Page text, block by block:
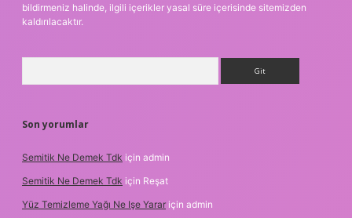
bildirmeniz halinde, ilgili içerikler yasal süre içerisinde sitemizden
kaldırılacaktır.
Son yorumlar
Semitik Ne Demek Tdk için admin
Semitik Ne Demek Tdk için Reşat
Yüz Temizleme Yağı Ne Işe Yarar için admin